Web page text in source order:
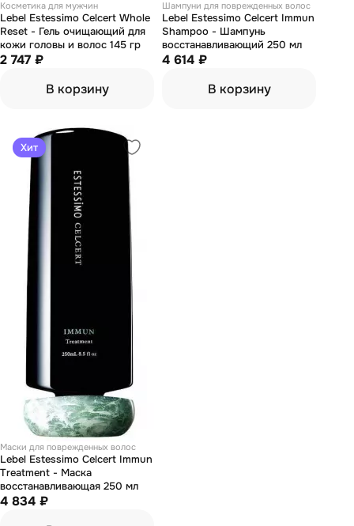
Косметика для мужчин
Lebel Estessimo Celcert Whole
Reset - Гель очищающий для
кожи головы и волос 145 гр
2 747 ₽
В корзину
Шампуни для поврежденных волос
Lebel Estessimo Celcert Immun
Shampoo - Шампунь
восстанавливающий 250 мл
4 614 ₽
В корзину
Хит
Маски для поврежденных волос
Lebel Estessimo Celcert Immun
Treatment - Маска
восстанавливающая 250 мл
4 834 ₽